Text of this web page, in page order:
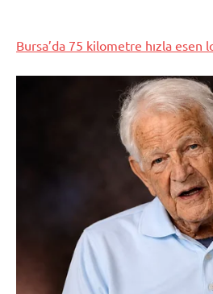
Bursa’da 75 kilometre hızla esen